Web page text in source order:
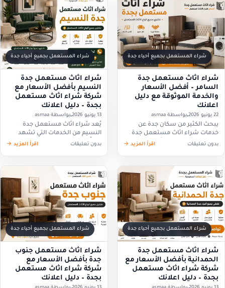
شراء المستعمل بجميع أحياء جدة
شراء اثاث مستعمل جدة
السامر – أفضل الأسعار
والخدمة الموثوقة مع دليل
اعلانك
22 يونيو 2026 بواسطة asmaa
يبحث الكثير من سكان جدة عن
خدمات شراء اثاث مستعمل جدة
السامر للحصول على أفضل قيمة
بدون تعليقات اقرأ المزيد →
شراء المستعمل بجميع أحياء جدة
شراء اثاث مستعمل جدة
النسيم بأفضل الأسعار مع
شركة شراء اثاث مستعمل
بجدة – دليل اعلانك
13 يونيو 2026 بواسطة asmaa
يُعد شراء اثاث مستعمل جدة
النسيم من الخدمات التي تشهد
إقبالًا متزايدًا في مدينة جدة، خاصة
بدون تعليقات اقرأ المزيد →
شراء المستعمل بجميع أحياء جدة
شراء اثاث مستعمل جدة
الحمدانية بأفضل الأسعار مع
شركة شراء اثاث مستعمل
بجدة – دليل اعلانك
شراء المستعمل بجميع أحياء جدة
شراء اثاث مستعمل جنوب
جدة بأفضل الأسعار مع
شركة شراء اثاث مستعمل
بجدة – دليل اعلانك